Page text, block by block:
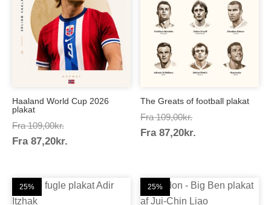
Haaland World Cup 2026
plakat
Fra 109,00kr.Prisinterval:
109,00kr.
Fra 87,20kr.
The Greats of football plakat
Fra 109,00kr.Prisinterval:
109,00kr.
Fra 87,20kr.
25% 25%